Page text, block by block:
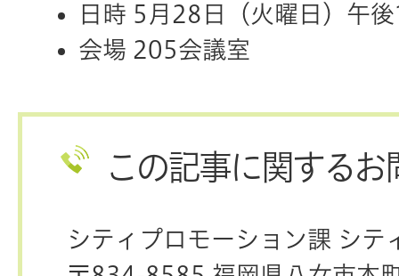
日時 5月28日（火曜日）午
会場 205会議室
この記事に関するお
シティプロモーション課 シテ